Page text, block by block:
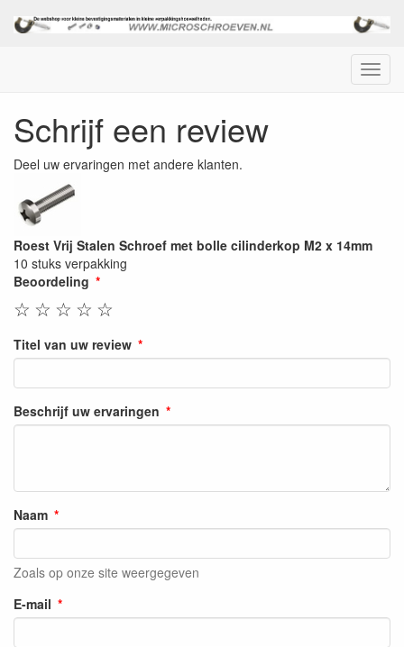
Menu
Schrijf een review
Deel uw ervaringen met andere klanten.
Roest Vrij Stalen Schroef met bolle cilinderkop M2 x 14mm
10 stuks verpakking
Beoordeling
☆
☆
☆
☆
☆
Titel van uw review
Beschrijf uw ervaringen
Naam
Zoals op onze site weergegeven
E-mail